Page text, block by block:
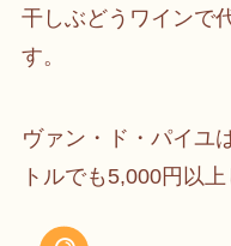
干しぶどうワインで
す。
ヴァン・ド・パイユ
トルでも5,000円以上